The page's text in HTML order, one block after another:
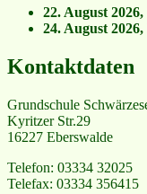
22. August 2026,
24. August 2026,
Kontaktdaten
Grundschule
Kyritzer Str.29
16227 Eberswalde
Telefon: 03334 32025
Telefax: 03334 356415